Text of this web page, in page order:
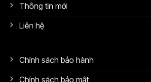
Thông tin mới
Liên hệ
Chính sách bảo hành
Chính sách bảo mật